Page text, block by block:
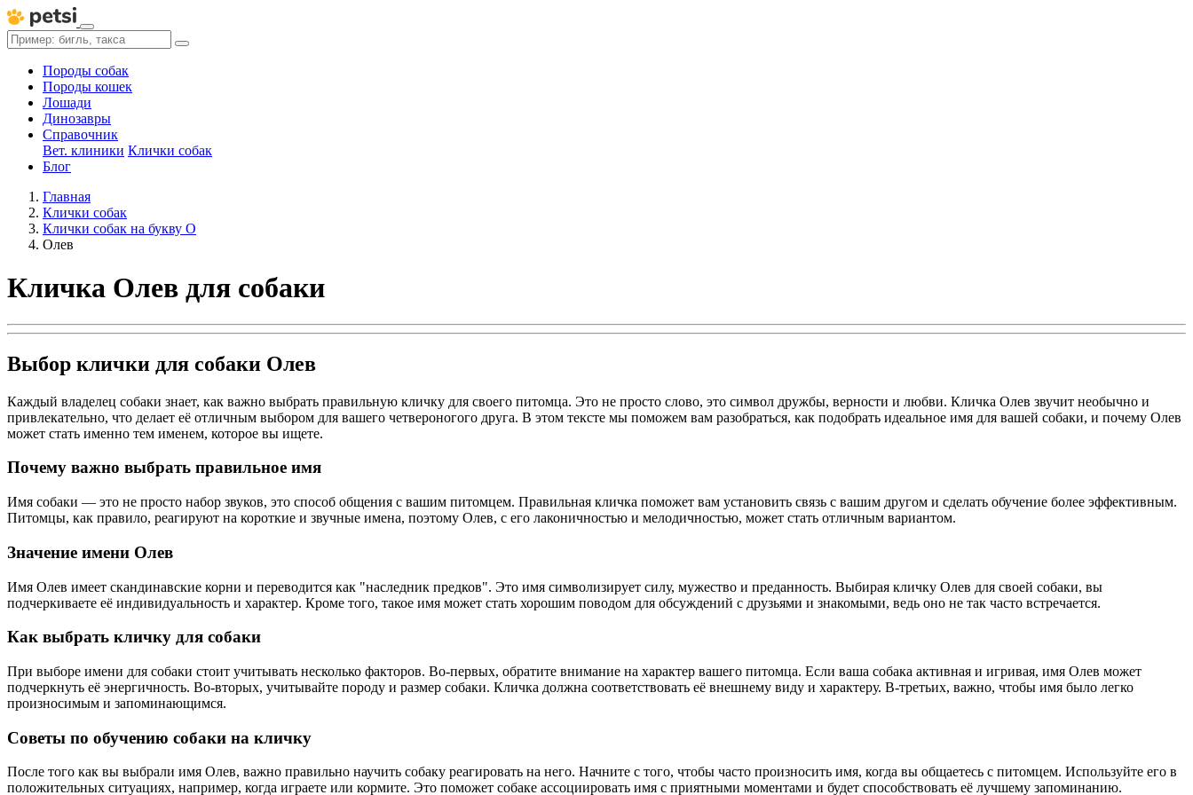
Породы собак
Породы кошек
Лошади
Динозавры
Справочник
Вет. клиники Клички собак
Блог
Главная
Клички собак
Клички собак на букву О
Олев
Кличка Олев для собаки
Выбор клички для собаки Олев
Каждый владелец собаки знает, как важно выбрать правильную кличку для своего питомца. Это не просто слово, это символ дружбы, верности и любви. Кличка Олев звучит необычно и
привлекательно, что делает её отличным выбором для вашего четвероногого друга. В этом тексте мы поможем вам разобраться, как подобрать идеальное имя для вашей собаки, и почему Олев
может стать именно тем именем, которое вы ищете.
Почему важно выбрать правильное имя
Имя собаки — это не просто набор звуков, это способ общения с вашим питомцем. Правильная кличка поможет вам установить связь с вашим другом и сделать обучение более эффективным.
Питомцы, как правило, реагируют на короткие и звучные имена, поэтому Олев, с его лаконичностью и мелодичностью, может стать отличным вариантом.
Значение имени Олев
Имя Олев имеет скандинавские корни и переводится как "наследник предков". Это имя символизирует силу, мужество и преданность. Выбирая кличку Олев для своей собаки, вы
подчеркиваете её индивидуальность и характер. Кроме того, такое имя может стать хорошим поводом для обсуждений с друзьями и знакомыми, ведь оно не так часто встречается.
Как выбрать кличку для собаки
При выборе имени для собаки стоит учитывать несколько факторов. Во-первых, обратите внимание на характер вашего питомца. Если ваша собака активная и игривая, имя Олев может
подчеркнуть её энергичность. Во-вторых, учитывайте породу и размер собаки. Кличка должна соответствовать её внешнему виду и характеру. В-третьих, важно, чтобы имя было легко
произносимым и запоминающимся.
Советы по обучению собаки на кличку
После того как вы выбрали имя Олев, важно правильно научить собаку реагировать на него. Начните с того, чтобы часто произносить имя, когда вы общаетесь с питомцем. Используйте его в
положительных ситуациях, например, когда играете или кормите. Это поможет собаке ассоциировать имя с приятными моментами и будет способствовать её лучшему запоминанию.